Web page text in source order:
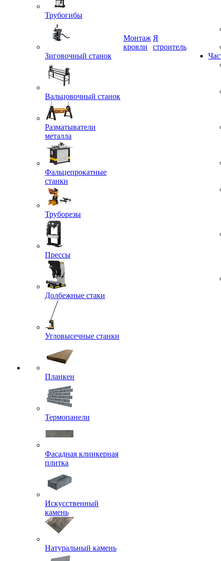
Трубогибы
Зиговочный станок
Вальцовочный станок
Разматыватели
металла
Фальцепрокатные
станки
Труборезы
Прессы
Долбежные стаки
Угловысечные станки
Планкен
Термопанели
Фасадная клинкерная
плитка
Искусственный
камень
Натуральный камень
Монтаж
Я